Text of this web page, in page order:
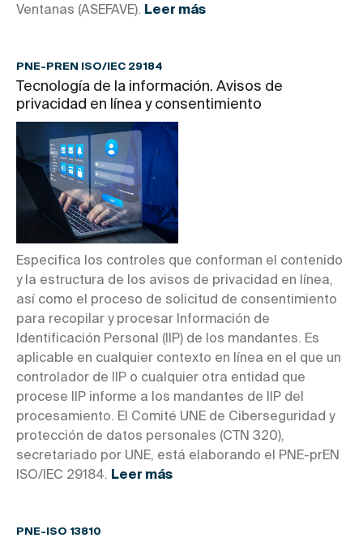
Ventanas (ASEFAVE). Leer más
PNE-PREN ISO/IEC 29184
Tecnología de la información. Avisos de
privacidad en línea y consentimiento
Especifica los controles que conforman el contenido
y la estructura de los avisos de privacidad en línea,
así como el proceso de solicitud de consentimiento
para recopilar y procesar Información de
Identificación Personal (IIP) de los mandantes. Es
aplicable en cualquier contexto en línea en el que un
controlador de IIP o cualquier otra entidad que
procese IIP informe a los mandantes de IIP del
procesamiento. El Comité UNE de Ciberseguridad y
protección de datos personales (CTN 320),
secretariado por UNE, está elaborando el PNE-prEN
ISO/IEC 29184. Leer más
PNE-ISO 13810